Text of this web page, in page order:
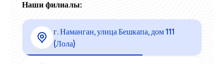
Наши филиалы:
г. Наманган, улица Бешкапа, дом 111
(Лола)